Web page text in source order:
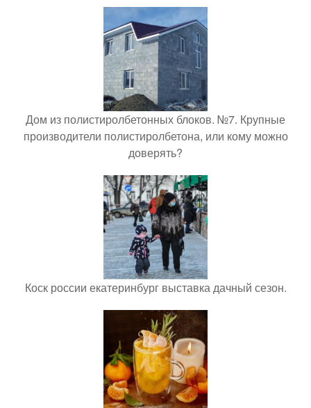
Дом из полистиролбетонных блоков. №7. Крупные
производители полистиролбетона, или кому можно
доверять?
Коск россии екатеринбург выставка дачный сезон.